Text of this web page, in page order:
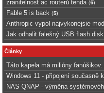
zranitelnost ac routerů tenda (6)
Fable 5 is back (5)
Anthropic vypol najvykonejsie
Jak odhalit falešný USB flash
Články
Táto kapela má milióny
Windows 11 - připojení současně
NAS QNAP - výměna